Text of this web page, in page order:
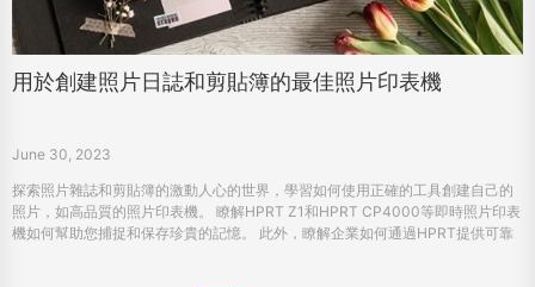
用於創建照片日誌和剪貼簿的最佳照片印表機
June 30, 2023
探索照片雜誌和剪貼簿的激動人心的世界，學習如何使用正確的工具創建自己的
照片，如高品質的照片印表機。 瞭解HPRT Z1和HPRT CP4000等即時照片印表
機如何幫助您捕捉和保存珍貴的記憶。 此外，瞭解企業如何通過HPRT提供可靠